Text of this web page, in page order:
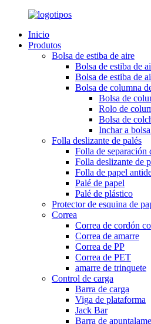
Inicio
Produtos
Bolsa de estiba de aire
Bolsa de estiba de
Bolsa de estiba de
Bolsa de columna
Bolsa de
Rolo de
Bolsa de
Inchar a
Folla deslizante de palés
Folla de separación
Folla deslizante de
Folla de papel
Palé de papel
Palé de plástico
Protector de esquina de
Correa
Correa de cordón
Correa de amarre
Correa de PP
Correa de PET
amarre de trinquete
Control de carga
Barra de carga
Viga de plataforma
Jack Bar
Barra de